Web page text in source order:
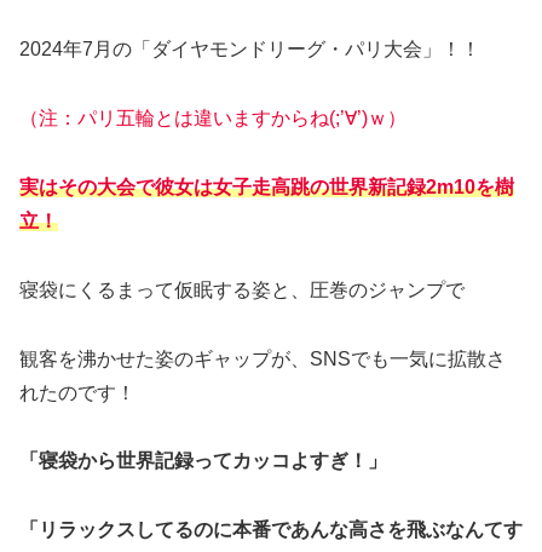
2024年7月の「ダイヤモンドリーグ・パリ大会」！！
（注：パリ五輪とは違いますからね(;’∀’)ｗ）
実はその大会で彼女は女子走高跳の世界新記録2m10を樹
立！
寝袋にくるまって仮眠する姿と、圧巻のジャンプで
観客を沸かせた姿のギャップが、SNSでも一気に拡散さ
れたのです！
「寝袋から世界記録ってカッコよすぎ！」
「リラックスしてるのに本番であんな高さを飛ぶなんてす